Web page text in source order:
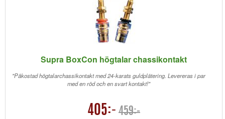
Supra BoxCon högtalar chassikontakt
"Påkostad högtalarchassikontakt med 24-karats guldplätering. Levereras i par
med en röd och en svart kontakt!"
405:- 459:-